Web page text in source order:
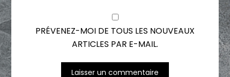
PRÉVENEZ-MOI DE TOUS LES NOUVEAUX
ARTICLES PAR E-MAIL.